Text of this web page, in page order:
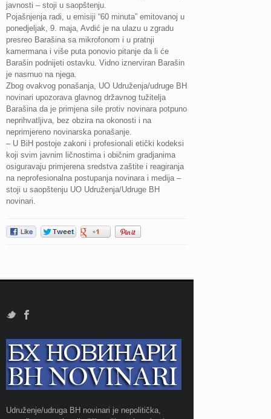
javnosti – stoji u saopštenju.
Pojašnjenja radi, u emisiji “60 minuta” emitovanoj u
ponedjeljak, 9. maja, Avdić je na ulazu u zgradu
presreo Barašina sa mikrofonom i u pratnji
kamermana i više puta ponovio pitanje da li će
Barašin podnijeti ostavku. Vidno iznerviran Barašin
je nasrnuo na njega.
Zbog ovakvog ponašanja, UO Udruženja/udruge BH
novinari upozorava glavnog državnog tužitelja
Barašina da je primjena sile protiv novinara potpuno
neprihvatljiva, bez obzira na okonosti i na
neprimjereno novinarska ponašanje.
– U BiH postoje zakoni i profesionali etički kodeksi
koji svim javnim ličnostima i običnim gradjanima
osiguravaju primjerena sredstva zaštite i reagiranja
na neprofesionalna postupanja novinara i medija –
stoji u saopštenju UO Udruženja/Udruge BH
novinari.
Udruženje/udruga BH novinari je nepolitička,